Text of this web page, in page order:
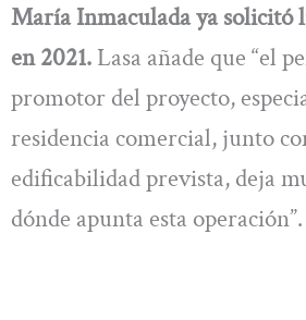
María Inmaculada ya solicitó
en 2021. Lasa añade que “el
promotor del proyecto,
residencia comercial, junto
edificabilidad prevista, deja
dónde apunta esta operación”.